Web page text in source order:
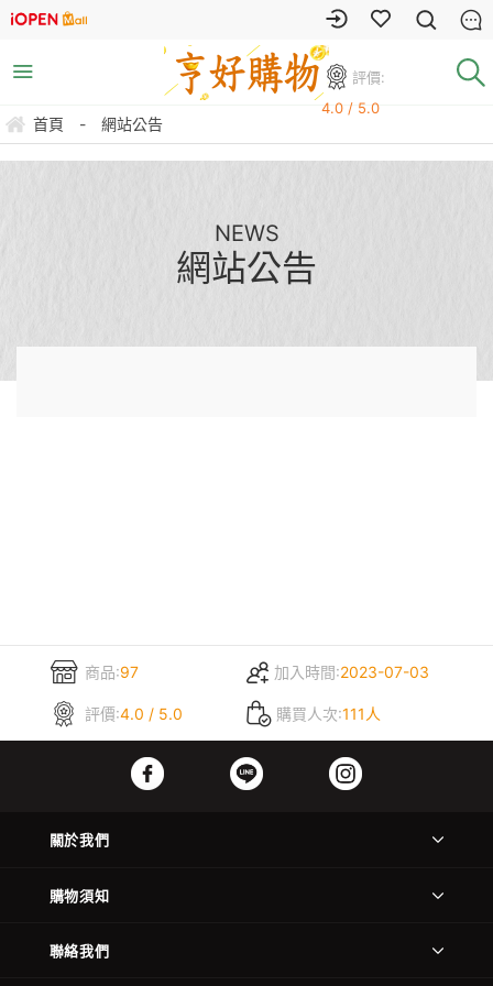
評價:
4.0 / 5.0
首頁 - 網站公告
NEWS
網站公告
商品:97 加入時間:2023-07-03
評價:4.0 / 5.0 購買人次:111人
關於我們
購物須知
聯絡我們